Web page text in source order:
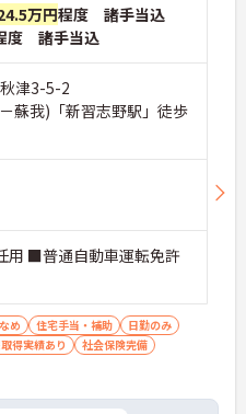
万円程度 諸手当込
度 諸手当込
津3-5-2
蘇我)「新習志野駅」徒歩
用 ■普通自動車運転免許
め 住宅手当・補助
日勤のみ
得実績あり
社会保険完備